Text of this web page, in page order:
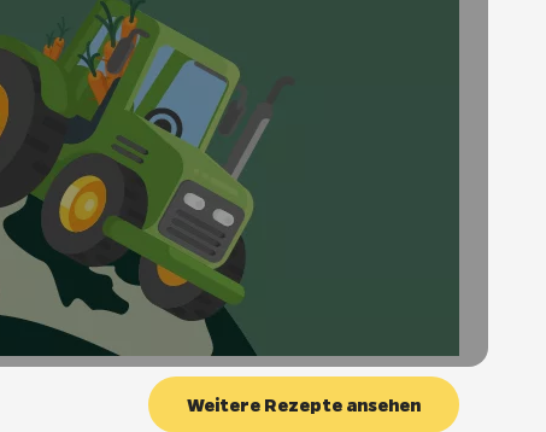
Weitere Rezepte ansehen